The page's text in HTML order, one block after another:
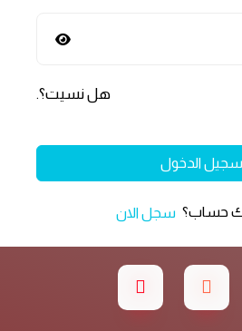
هل نسيت؟.
الدخول
حساب؟ سجل الان